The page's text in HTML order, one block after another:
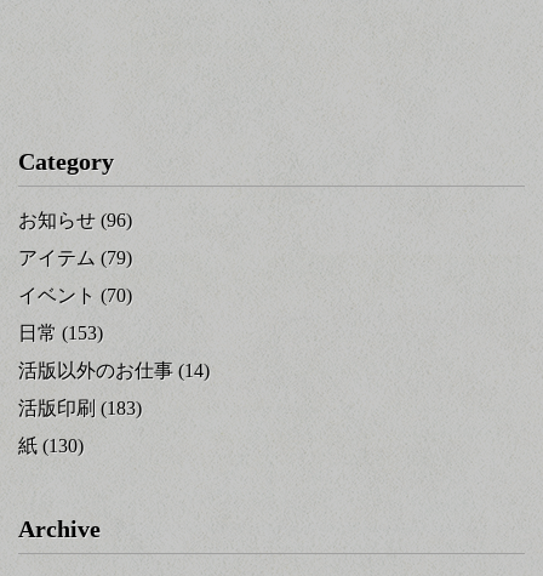
Category
お知らせ (96)
アイテム (79)
イベント (70)
日常 (153)
活版以外のお仕事 (14)
活版印刷 (183)
紙 (130)
Archive